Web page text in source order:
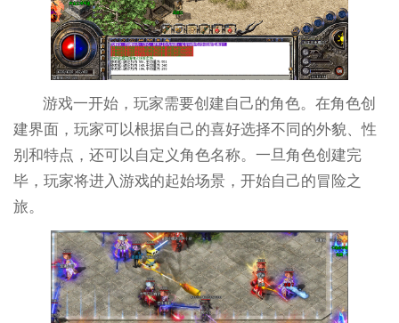
游戏一开始，玩家需要创建自己的角色。在角色创
建界面，玩家可以根据自己的喜好选择不同的外貌、性
别和特点，还可以自定义角色名称。一旦角色创建完
毕，玩家将进入游戏的起始场景，开始自己的冒险之
旅。